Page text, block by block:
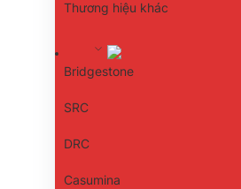
Thương hiệu khác
Bridgestone
SRC
DRC
Casumina